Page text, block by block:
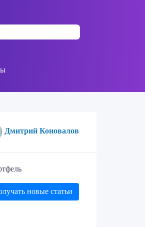
Дмитрий Коновалов
новые статьи